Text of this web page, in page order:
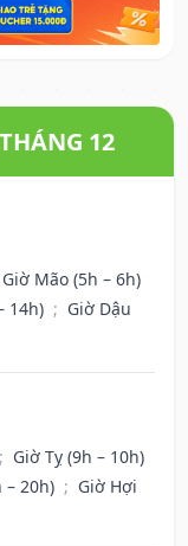
12
Giờ Mão (5h – 6h)
14h) ; Giờ Dậu
; Giờ Tỵ (9h – 10h)
– 20h) ; Giờ Hợi